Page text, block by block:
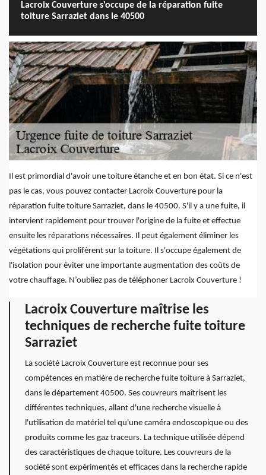
Lacroix Couverture s'occupe de la réparation fuite
toiture Sarraziet dans le 40500
Il est primordial d'avoir une toiture étanche et en bon état. Si ce n'est
pas le cas, vous pouvez contacter Lacroix Couverture pour la
réparation fuite toiture Sarraziet, dans le 40500. S'il y a une fuite, il
intervient rapidement pour trouver l'origine de la fuite et effectue
ensuite les réparations nécessaires. Il peut également éliminer les
végétations qui prolifèrent sur la toiture. Il s'occupe également de
l'isolation pour éviter une importante augmentation des coûts de
votre chauffage. N’oubliez pas de téléphoner Lacroix Couverture !
Lacroix Couverture maîtrise les
techniques de recherche fuite toiture
Sarraziet
La société Lacroix Couverture est reconnue pour ses
compétences en matière de recherche fuite toiture à Sarraziet,
dans le département 40500. Ses couvreurs maîtrisent les
différentes techniques, allant d'une recherche visuelle à
l'utilisation de matériel tel qu'une caméra endoscopique ou des
produits comme les gaz traceurs. La technique utilisée dépend
des caractéristiques de chaque toiture. Les couvreurs de la
société sont expérimentés et efficaces dans la recherche rapide